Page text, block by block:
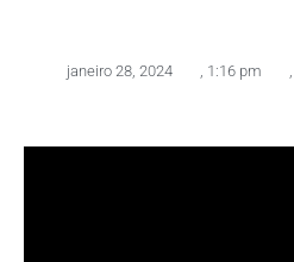
janeiro 28, 2024 1:16 pm